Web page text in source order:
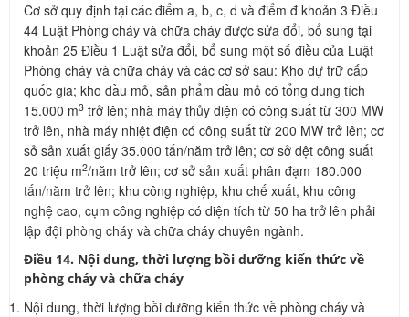
Cơ sở quy định tại các điểm a, b, c, d và điểm đ khoản 3 Điều
44 Luật Phòng cháy và chữa cháy được sửa đổi, bổ sung tại
khoản 25 Điều 1 Luật sửa đổi, bổ sung một số điều của Luật
Phòng cháy và chữa cháy và các cơ sở sau: Kho dự trữ cấp
quốc gia; kho dầu mỏ, sản phẩm dầu mỏ có tổng dung tích
15.000 m3 trở lên; nhà máy thủy điện có công suất từ 300 MW
trở lên, nhà máy nhiệt điện có công suất từ 200 MW trở lên; cơ
sở sản xuất giấy 35.000 tấn/năm trở lên; cơ sở dệt công suất
20 triệu m2/năm trở lên; cơ sở sản xuất phân đạm 180.000
tấn/năm trở lên; khu công nghiệp, khu chế xuất, khu công
nghệ cao, cụm công nghiệp có diện tích từ 50 ha trở lên phải
lập đội phòng cháy và chữa cháy chuyên ngành.
Điều 14. Nội dung, thời lượng bồi dưỡng kiến thức về
phòng cháy và chữa cháy
Nội dung, thời lượng bồi dưỡng kiến thức về phòng cháy và